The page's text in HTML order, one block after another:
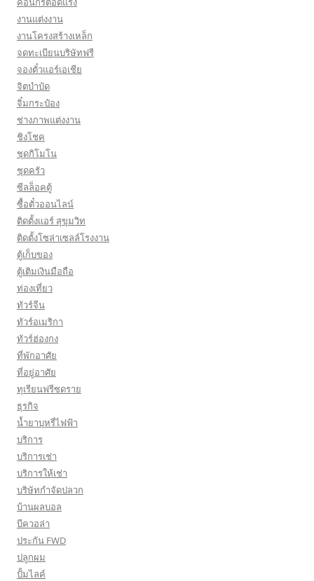
งานแต่งงาน
งานโครงสร้างเหล็ก
จดทะเบียนบริษัทฟรี
จองตั๋วแอร์เอเชีย
จิตบำบัด
จิ๋มกระป๋อง
ช่างภาพแต่งงาน
ชิงโชค
ชุดกิโมโน
ชุดครัว
ซีลล็อคตู้
ซื้อตั๋วออนไลน์
ติดตั้งเเอร์ สุขุมวิท
ติดตั้งโซล่าเซลล์โรงงาน
ตู้เก็บของ
ตู้เติมเงินมือถือ
ท่องเที่ยว
ทัวร์จีน
ทัวร์อเมริกา
ทัวร์ฮ่องกง
ที่พักอาศัย
ที่อยู่อาศัย
ทุเรียนฟรีซดราย
ธุรกิจ
น้ำยาบุหรี่ไฟฟ้า
บริการ
บริการเช่า
บริการให้เช่า
บริษัทกำจัดปลวก
บ้านผลบอล
บีควอล่า
ประกัน FWD
ปลูกผม
ปั้มไลค์